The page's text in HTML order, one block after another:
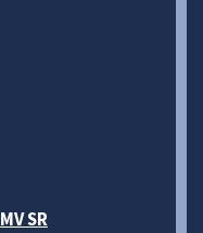
SR